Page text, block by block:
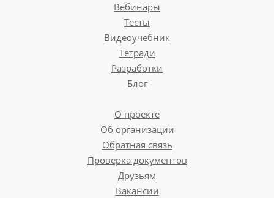
Вебинары
Тесты
Видеоучебник
Тетради
Разработки
Блог
О проекте
Об организации
Обратная связь
Проверка документов
Друзьям
Вакансии